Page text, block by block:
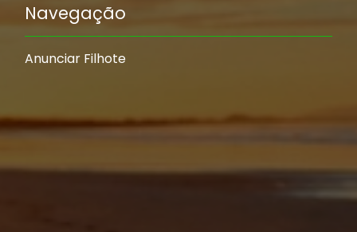
Navegação
Anunciar Filhote